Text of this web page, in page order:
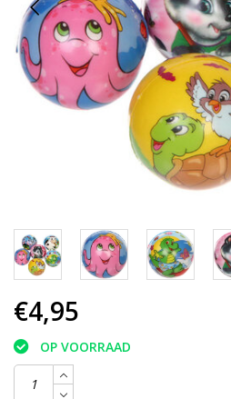
€4,95
OP VOORRAAD